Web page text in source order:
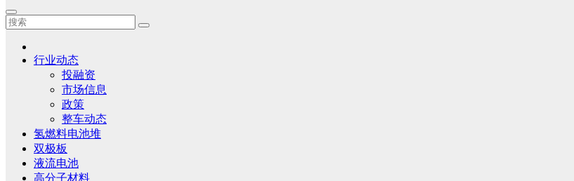
行业动态
投融资
市场信息
政策
整车动态
氢燃料电池堆
双极板
液流电池
高分子材料